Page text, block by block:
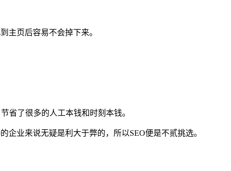
主页后容易不会掉下来。
省了很多的人工本钱和时刻本钱。
业来说无疑是利大于弊的，所以SEO便是不贰挑选。